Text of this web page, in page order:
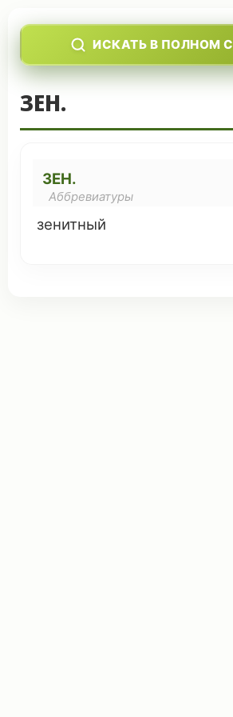
ИСКАТЬ В ПОЛНОМ
ЗЕН.
ЗЕН.
Аббревиатуры
зенитный